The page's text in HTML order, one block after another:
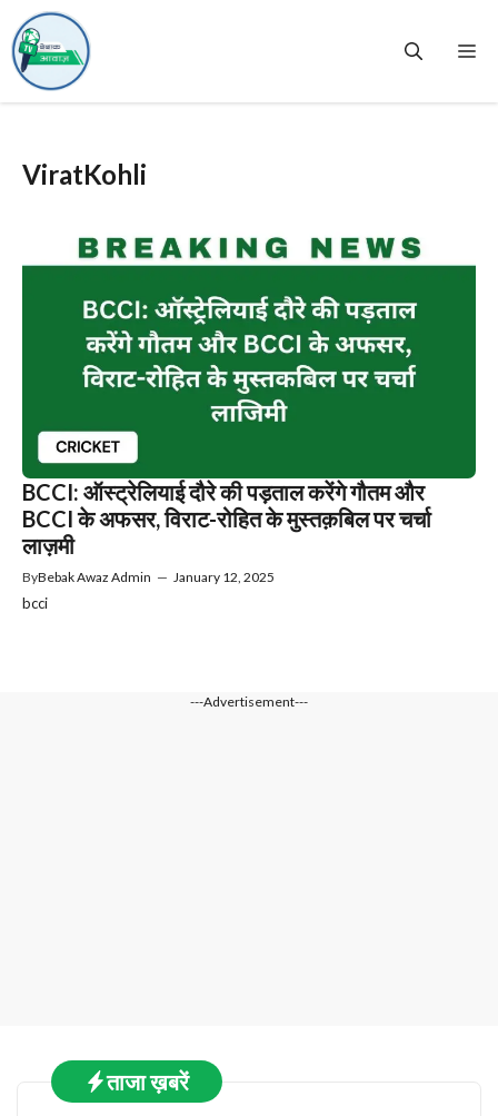
to
content
ViratKohli
BCCI: ऑस्ट्रेलियाई दौरे की पड़ताल करेंगे गौतम और
BCCI के अफसर, विराट-रोहित के मुस्तक़बिल पर चर्चा
लाज़मी
ByBebak Awaz Admin — January 12, 2025
bcci
---Advertisement---
ताजा ख़बरें